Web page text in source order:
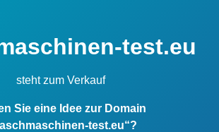
test.eu
steht zum Verkauf
Sie eine Idee zur Domain
test.eu“?